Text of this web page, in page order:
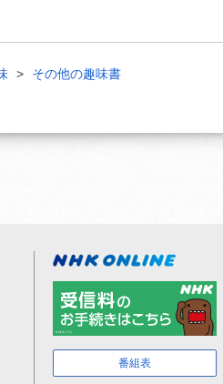
その他の趣味書
番組表